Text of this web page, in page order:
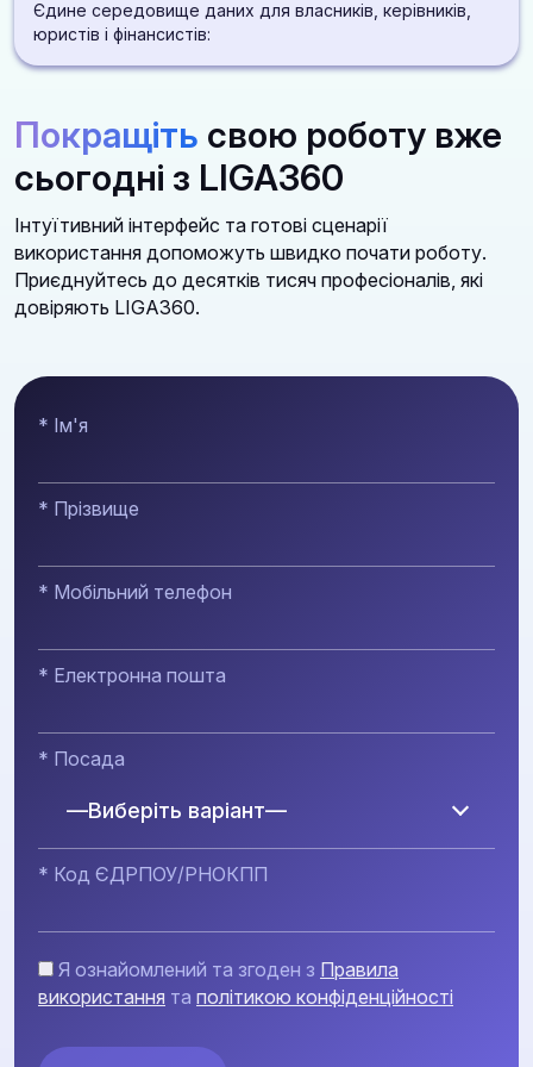
санкції, репутація у медіа
ДІЗНАТИСЯ БІЛЬШЕ
Програми під потреби малого та середнього
бізнесу
Чеклісти та прикладні кейси, які допомагають
ДІЗНАТИСЯ БІЛЬШЕ
Єдине середовище даних для власників, керівників,
юристів і фінансистів:
Законодавство, перевірки, суди, контрагенти та
Алгоритми дій і автоматичні аналітичні звіти
Зручні доступи для роботи всієї команди із
можливістю створення індивідуальних
моніторингів та добірок
ДІЗНАТИСЯ БІЛЬШЕ
Покращіть свою роботу вже
сьогодні з LIGA360
Інтуїтивний інтерфейс та готові сценарії
використання допоможуть швидко почати роботу.
Приєднуйтесь до десятків тисяч професіоналів, які
довіряють LIGA360.
* Ім'я
* Прізвище
* Мобільний телефон
* Електронна пошта
* Посада
—Виберіть варіант—
* Код ЄДРПОУ/РНОКПП
Я ознайомлений та згоден з Правила
використання та політикою конфіденційності